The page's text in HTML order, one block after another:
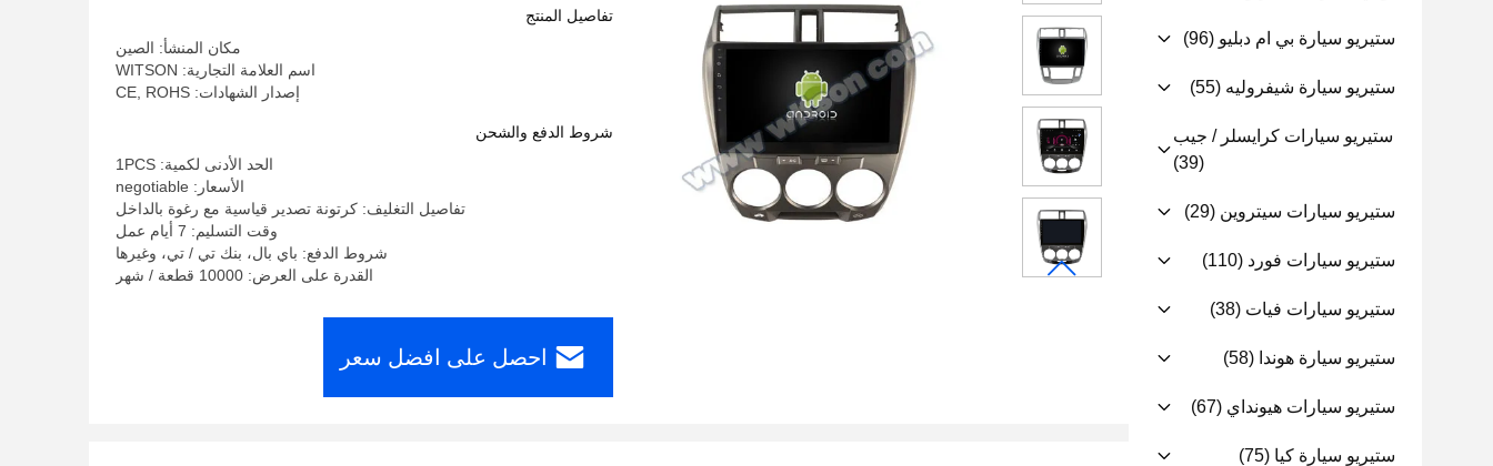
ستيريو سيارة بي ام دبليو (96)
ستيريو سيارة شيفروليه (55)
ستيريو سيارات كرايسلر / جيب
(39)
ستيريو سيارات سيتروين (29)
ستيريو سيارات فورد (110)
ستيريو سيارات فيات (38)
ستيريو سيارة هوندا (58)
ستيريو سيارات هيونداي (67)
ستيريو سيارة كيا (75)
تفاصيل المنتج
مكان المنشأ: الصين
اسم العلامة التجارية: WITSON
إصدار الشهادات: CE, ROHS
شروط الدفع والشحن
الحد الأدنى لكمية: 1PCS
الأسعار: negotiable
تفاصيل التغليف: كرتونة تصدير قياسية مع رغوة بالداخل
وقت التسليم: 7 أيام عمل
شروط الدفع: باي بال، بنك تي / تي، وغيرها
القدرة على العرض: 10000 قطعة / شهر
احصل على افضل سعر